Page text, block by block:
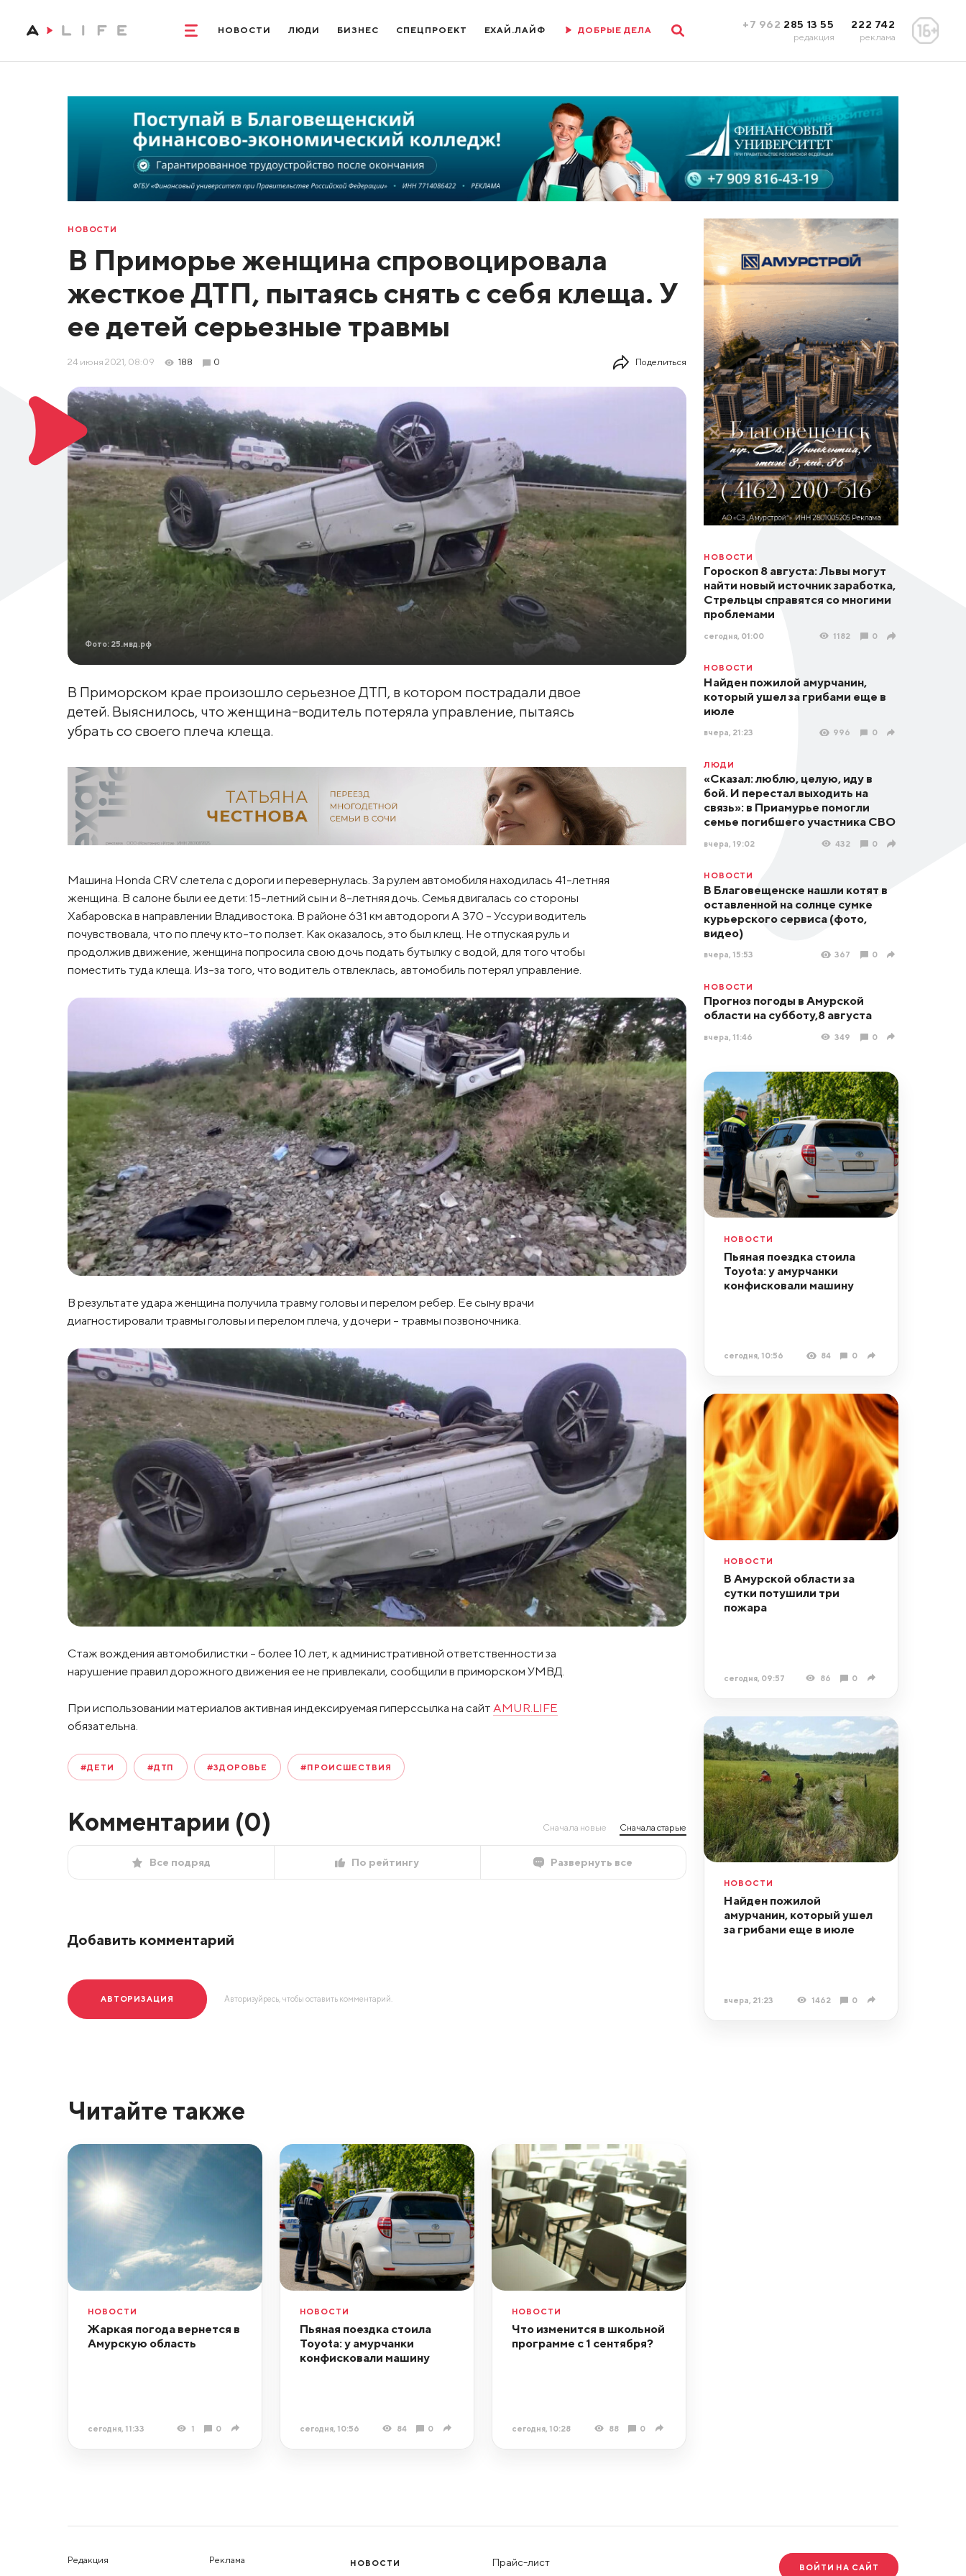
НОВОСТИ ЛЮДИ БИЗНЕС СПЕЦПРОЕКТ ЕХАЙ.ЛАЙФ ДОБРЫЕ ДЕЛА +7 962 285 13 55
редакция
222 742
реклама
НОВОСТИ
В Приморье женщина спровоцировала
жесткое ДТП, пытаясь снять с себя клеща. У
ее детей серьезные травмы
24 июня 2021, 08:09 188 0 Поделиться
Фото: 25.мвд.рф
В Приморском крае произошло серьезное ДТП, в котором пострадали двое
детей. Выяснилось, что женщина-водитель потеряла управление, пытаясь
убрать со своего плеча клеща.
Машина Honda CRV слетела с дороги и перевернулась. За рулем автомобиля находилась 41-летняя
женщина. В салоне были ее дети: 15-летний сын и 8-летняя дочь. Семья двигалась со стороны
Хабаровска в направлении Владивостока. В районе 631 км автодороги А 370 – Уссури водитель
почувствовала, что по плечу кто-то ползет. Как оказалось, это был клещ. Не отпуская руль и
продолжив движение, женщина попросила свою дочь подать бутылку с водой, для того чтобы
поместить туда клеща. Из-за того, что водитель отвлеклась, автомобиль потерял управление.
В результате удара женщина получила травму головы и перелом ребер. Ее сыну врачи
диагностировали травмы головы и перелом плеча, у дочери – травмы позвоночника.
Стаж вождения автомобилистки – более 10 лет, к административной ответственности за
нарушение правил дорожного движения ее не привлекали, сообщили в приморском УМВД.
При использовании материалов активная индексируемая гиперссылка на сайт AMUR.LIFE
обязательна.
#ДЕТИ #ДТП #ЗДОРОВЬЕ #ПРОИСШЕСТВИЯ
Комментарии (0) Сначала новые Сначала старые
Все подряд По рейтингу Развернуть все
Добавить комментарий
АВТОРИЗАЦИЯ Авторизуйресь, чтобы оставить комментарий.
НОВОСТИ
Гороскоп 8 августа: Львы могут
найти новый источник заработка,
Стрельцы справятся со многими
проблемами
сегодня, 01:00 1182 0
НОВОСТИ
Найден пожилой амурчанин,
который ушел за грибами еще в
июле
вчера, 21:23 996 0
ЛЮДИ
«Сказал: люблю, целую, иду в
бой. И перестал выходить на
связь»: в Приамурье помогли
семье погибшего участника СВО
вчера, 19:02 432 0
НОВОСТИ
В Благовещенске нашли котят в
оставленной на солнце сумке
курьерского сервиса (фото,
видео)
вчера, 15:53 367 0
НОВОСТИ
Прогноз погоды в Амурской
области на субботу,8 августа
вчера, 11:46 349 0
НОВОСТИ
Пьяная поездка стоила
Toyota: у амурчанки
конфисковали машину
сегодня, 10:56 84 0
НОВОСТИ
В Амурской области за
сутки потушили три
пожара
сегодня, 09:57 86 0
НОВОСТИ
Найден пожилой
амурчанин, который ушел
за грибами еще в июле
вчера, 21:23 1462 0
Читайте также
НОВОСТИ
Жаркая погода вернется в
Амурскую область
сегодня, 11:33 1 0
НОВОСТИ
Пьяная поездка стоила
Toyota: у амурчанки
конфисковали машину
сегодня, 10:56 84 0
НОВОСТИ
Что изменится в школьной
программе с 1 сентября?
сегодня, 10:28 88 0
Редакция Реклама НОВОСТИ Прайс-лист ВОЙТИ НА САЙТ